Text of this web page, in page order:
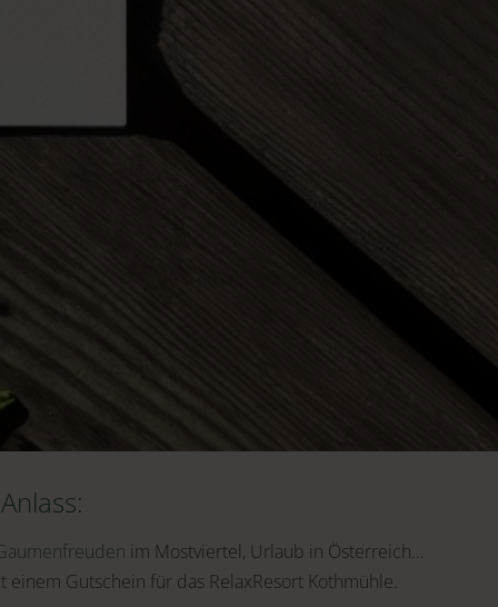
im Mostviertel, Urlaub in Österreich…
Gutschein für das RelaxResort Kothmühle.